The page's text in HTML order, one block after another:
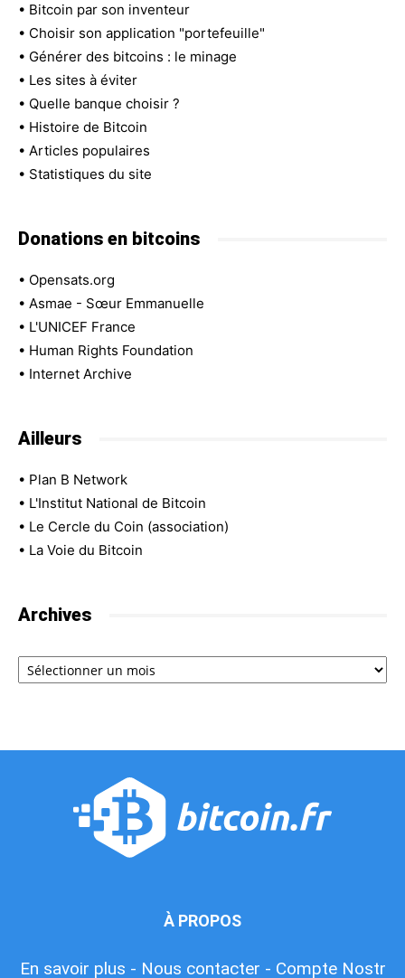
• Bitcoin par son inventeur
• Choisir son application "portefeuille"
• Générer des bitcoins : le minage
• Les sites à éviter
• Quelle banque choisir ?
• Histoire de Bitcoin
• Articles populaires
• Statistiques du site
Donations en bitcoins
• Opensats.org
• Asmae - Sœur Emmanuelle
• L'UNICEF France
• Human Rights Foundation
• Internet Archive
Ailleurs
• Plan B Network
• L'Institut National de Bitcoin
• Le Cercle du Coin (association)
• La Voie du Bitcoin
Archives
Archives
À PROPOS
En savoir plus - Nous contacter - Compte Nostr